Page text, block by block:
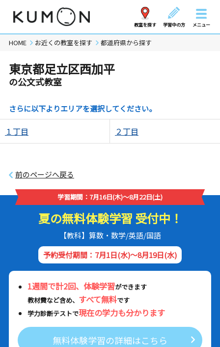
教室を探す 学習中の方 メニュー
HOME お近くの教室を探す 都道府県から探す
東京都足立区西加平
の公文式教室
さらに以下よりエリアを選択してください。
１丁目 ２丁目
前のページへ戻る
学習期間：7月16日(木)～8月22日(土)
夏の無料体験学習 受付中！
【教科】算数・数学/英語/国語
予約受付期間：7月1日(水)～8月19日(水)
1週間で計2回、体験学習ができます
教材費など含め、 すべて無料です
学力診断テストで現在の学力も分かります
無料体験学習の詳細はこちら